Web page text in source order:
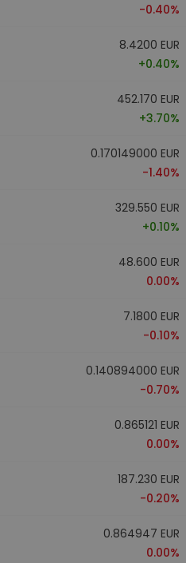
-0.40%
8.4200 EUR
+0.40%
452.170 EUR
+3.70%
0.170149000 EUR
-1.40%
329.550 EUR
+0.10%
48.600 EUR
0.00%
7.1800 EUR
-0.10%
0.140894000 EUR
-0.70%
0.865121 EUR
0.00%
187.230 EUR
-0.20%
0.864947 EUR
0.00%